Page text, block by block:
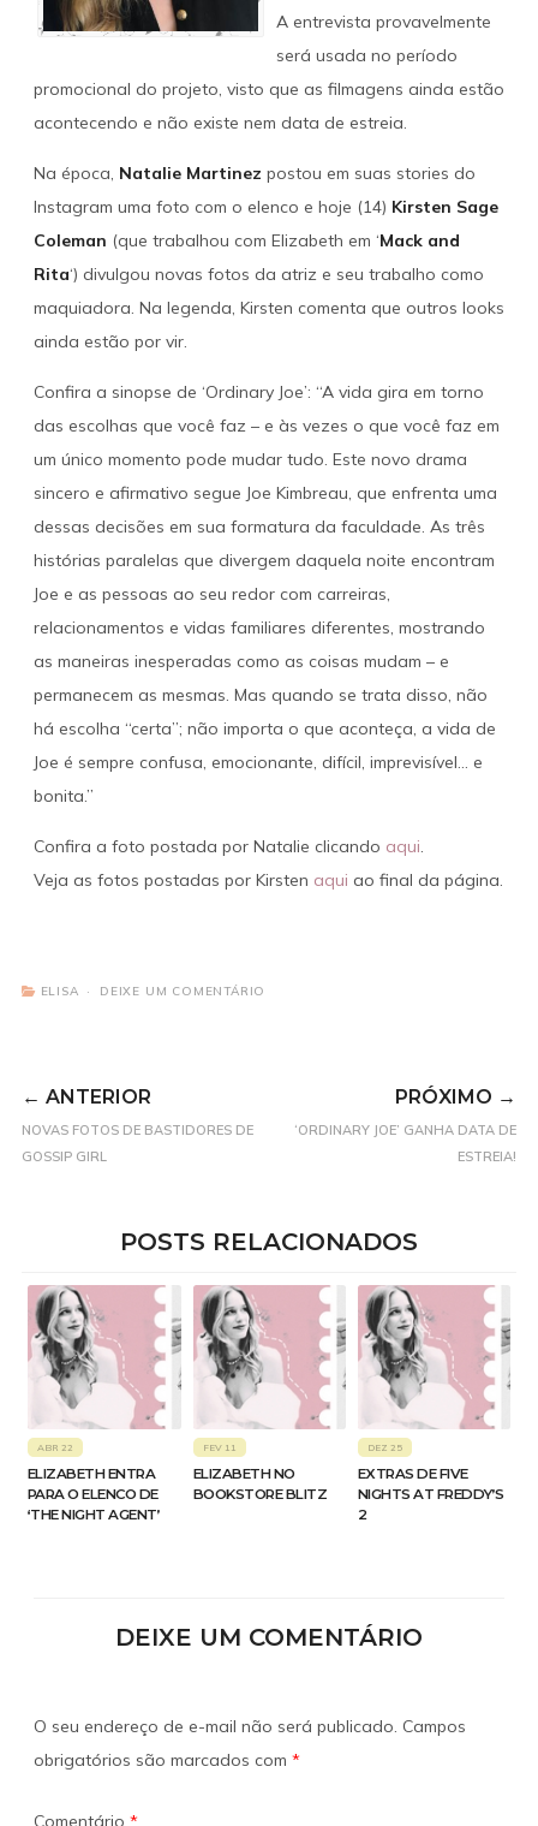
A entrevista provavelmente
será usada no período
promocional do projeto, visto que as filmagens ainda estão
acontecendo e não existe nem data de estreia.
Na época, Natalie Martinez postou em suas stories do
Instagram uma foto com o elenco e hoje (14) Kirsten Sage
Coleman (que trabalhou com Elizabeth em ‘Mack and
Rita‘) divulgou novas fotos da atriz e seu trabalho como
maquiadora. Na legenda, Kirsten comenta que outros looks
ainda estão por vir.
Confira a sinopse de ‘Ordinary Joe’: “A vida gira em torno
das escolhas que você faz – e às vezes o que você faz em
um único momento pode mudar tudo. Este novo drama
sincero e afirmativo segue Joe Kimbreau, que enfrenta uma
dessas decisões em sua formatura da faculdade. As três
histórias paralelas que divergem daquela noite encontram
Joe e as pessoas ao seu redor com carreiras,
relacionamentos e vidas familiares diferentes, mostrando
as maneiras inesperadas como as coisas mudam – e
permanecem as mesmas. Mas quando se trata disso, não
há escolha “certa”; não importa o que aconteça, a vida de
Joe é sempre confusa, emocionante, difícil, imprevisível… e
bonita.”
Confira a foto postada por Natalie clicando aqui.
Veja as fotos postadas por Kirsten aqui ao final da página.
ELISA DEIXE UM COMENTÁRIO
← ANTERIOR
NOVAS FOTOS DE BASTIDORES DE
GOSSIP GIRL
PRÓXIMO →
‘ORDINARY JOE’ GANHA DATA DE
ESTREIA!
POSTS RELACIONADOS
ABR 22
ELIZABETH ENTRA
PARA O ELENCO DE
‘THE NIGHT AGENT’
FEV 11
ELIZABETH NO
BOOKSTORE BLITZ
DEZ 25
EXTRAS DE FIVE
NIGHTS AT FREDDY’S
2
DEIXE UM COMENTÁRIO
O seu endereço de e-mail não será publicado. Campos
obrigatórios são marcados com *
Comentário *